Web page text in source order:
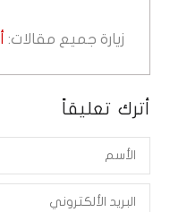
زيارة جميع مقالات:
أترك تعليقاً